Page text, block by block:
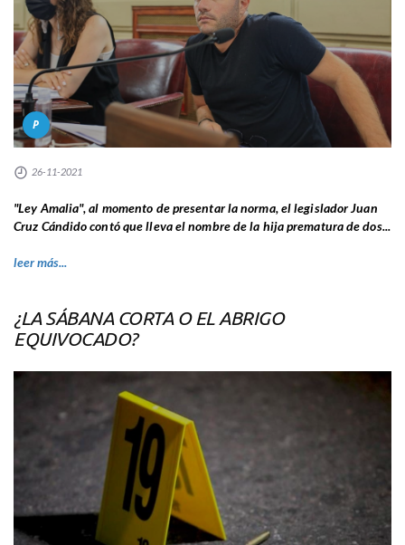
P
26-11-2021
"Ley Amalia", al momento de presentar la norma, el legislador Juan
Cruz Cándido contó que lleva el nombre de la hija prematura de dos...
leer más...
¿LA SÁBANA CORTA O EL ABRIGO
EQUIVOCADO?